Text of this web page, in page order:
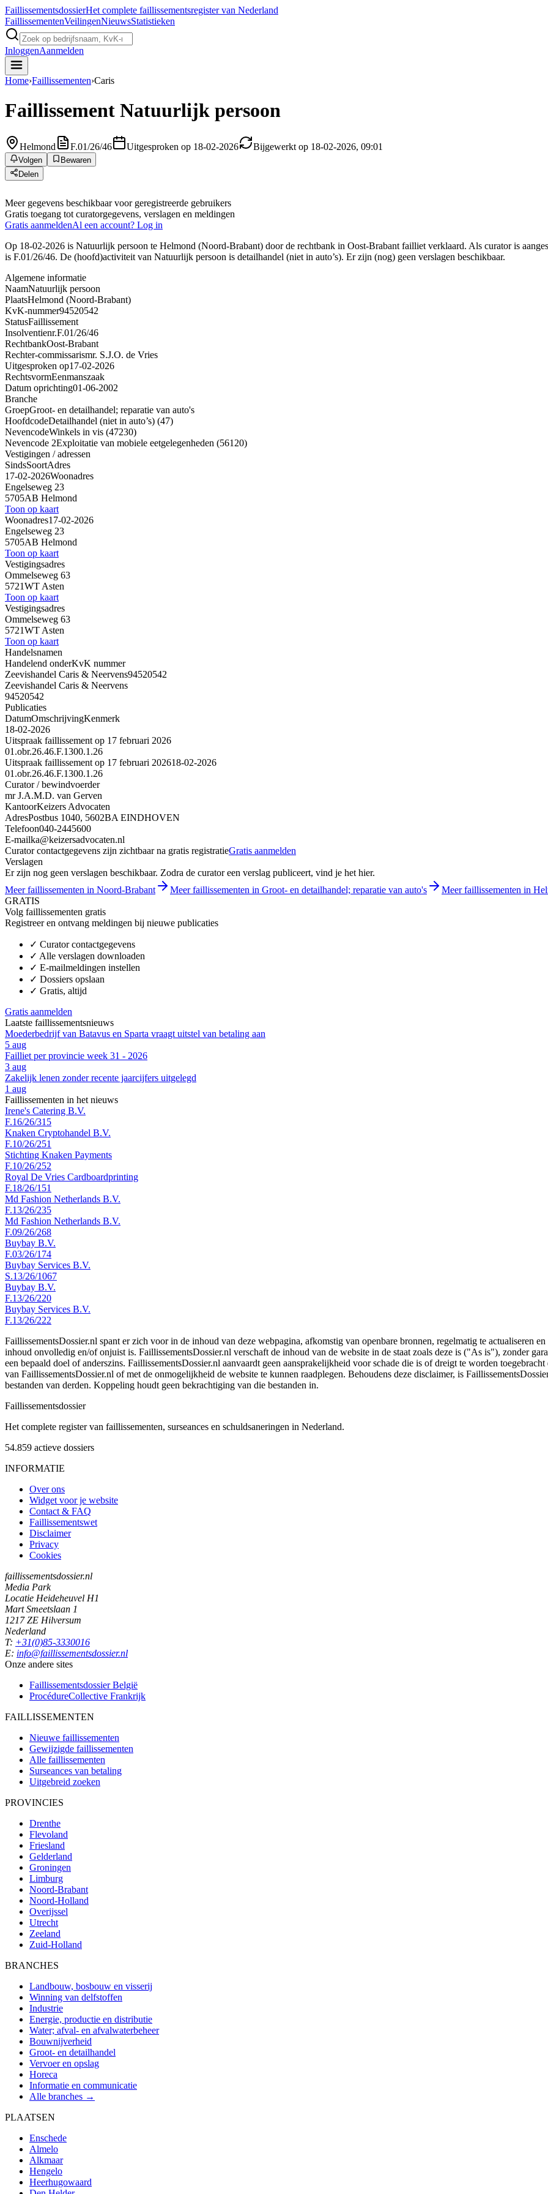
FaillissementsdossierHet complete faillissementsregister van Nederland
FaillissementenVeilingenNieuwsStatistieken
InloggenAanmelden
Home›Faillissementen›Caris
Faillissement Natuurlijk persoon
Helmond F.01/26/46 Uitgesproken op 18-02-2026 Bijgewerkt op 18-02-2026, 09:01
Volgen
Bewaren
Delen
Meer gegevens beschikbaar voor geregistreerde gebruikers
Gratis toegang tot curatorgegevens, verslagen en meldingen
Gratis aanmeldenAl een account? Log in
Op 18-02-2026 is Natuurlijk persoon te Helmond (Noord-Brabant) door de rechtbank in Oost-Brabant failliet verklaard. Als curator is
is F.01/26/46. De (hoofd)activiteit van Natuurlijk persoon is detailhandel (niet in auto’s). Er zijn (nog) geen verslagen beschikbaar.
Algemene informatie
NaamNatuurlijk persoon
PlaatsHelmond (Noord-Brabant)
KvK-nummer94520542
StatusFaillissement
Insolventienr.F.01/26/46
RechtbankOost-Brabant
Rechter-commissarismr. S.J.O. de Vries
Uitgesproken op17-02-2026
RechtsvormEenmanszaak
Datum oprichting01-06-2002
Branche
GroepGroot- en detailhandel; reparatie van auto's
HoofdcodeDetailhandel (niet in auto’s) (47)
NevencodeWinkels in vis (47230)
Nevencode 2Exploitatie van mobiele eetgelegenheden (56120)
Vestigingen / adressen
SindsSoortAdres
17-02-2026Woonadres
Engelseweg 23
5705AB Helmond
Toon op kaart
Woonadres17-02-2026
Engelseweg 23
5705AB Helmond
Toon op kaart
Vestigingsadres
Ommelseweg 63
5721WT Asten
Toon op kaart
Vestigingsadres
Ommelseweg 63
5721WT Asten
Toon op kaart
Handelsnamen
Handelend onderKvK nummer
Zeevishandel Caris & Neervens94520542
Zeevishandel Caris & Neervens
94520542
Publicaties
DatumOmschrijvingKenmerk
18-02-2026
Uitspraak faillissement op 17 februari 2026
01.obr.26.46.F.1300.1.26
Uitspraak faillissement op 17 februari 202618-02-2026
01.obr.26.46.F.1300.1.26
Curator / bewindvoerder
mr J.A.M.D. van Gerven
KantoorKeizers Advocaten
AdresPostbus 1040, 5602BA EINDHOVEN
Telefoon040-2445600
E-mailka@keizersadvocaten.nl
Curator contactgegevens zijn zichtbaar na gratis registratieGratis aanmelden
Verslagen
Er zijn nog geen verslagen beschikbaar. Zodra de curator een verslag publiceert, vind je het hier.
Meer faillissementen in Noord-Brabant
Meer faillissementen in Groot- en detailhandel; reparatie van auto's
Meer faillissementen in
GRATIS
Volg faillissementen gratis
Registreer en ontvang meldingen bij nieuwe publicaties
✓ Curator contactgegevens
✓ Alle verslagen downloaden
✓ E-mailmeldingen instellen
✓ Dossiers opslaan
✓ Gratis, altijd
Gratis aanmelden
Laatste faillissementsnieuws
Moederbedrijf van Batavus en Sparta vraagt uitstel van betaling aan
5 aug
Failliet per provincie week 31 - 2026
3 aug
Zakelijk lenen zonder recente jaarcijfers uitgelegd
1 aug
Faillissementen in het nieuws
Irene's Catering B.V.
F.16/26/315
Knaken Cryptohandel B.V.
F.10/26/251
Stichting Knaken Payments
F.10/26/252
Royal De Vries Cardboardprinting
F.18/26/151
Md Fashion Netherlands B.V.
F.13/26/235
Md Fashion Netherlands B.V.
F.09/26/268
Buybay B.V.
F.03/26/174
Buybay Services B.V.
S.13/26/1067
Buybay B.V.
F.13/26/220
Buybay Services B.V.
F.13/26/222
FaillissementsDossier.nl spant er zich voor in de inhoud van deze webpagina, afkomstig van openbare bronnen, regelmatig te actualiseren
inhoud onvolledig en/of onjuist is. FaillissementsDossier.nl verschaft de inhoud van de website in de staat zoals deze is ("As is"), zonder
een bepaald doel of anderszins. FaillissementsDossier.nl aanvaardt geen aansprakelijkheid voor schade die is of dreigt te worden
van FaillissementsDossier.nl of met de onmogelijkheid de website te kunnen raadplegen. Behoudens deze disclaimer, is
bestanden van derden. Koppeling houdt geen bekrachtiging van die bestanden in.
Faillissementsdossier
Het complete register van faillissementen, surseances en schuldsaneringen in Nederland.
54.859 actieve dossiers
INFORMATIE
Over ons
Widget voor je website
Contact & FAQ
Faillissementswet
Disclaimer
Privacy
Cookies
faillissementsdossier.nl
Media Park
Locatie Heideheuvel H1
Mart Smeetslaan 1
1217 ZE Hilversum
Nederland
T: +31(0)85-3330016
E: info@faillissementsdossier.nl
Onze andere sites
Faillissementsdossier België
ProcédureCollective Frankrijk
FAILLISSEMENTEN
Nieuwe faillissementen
Gewijzigde faillissementen
Alle faillissementen
Surseances van betaling
Uitgebreid zoeken
PROVINCIES
Drenthe
Flevoland
Friesland
Gelderland
Groningen
Limburg
Noord-Brabant
Noord-Holland
Overijssel
Utrecht
Zeeland
Zuid-Holland
BRANCHES
Landbouw, bosbouw en visserij
Winning van delfstoffen
Industrie
Energie, productie en distributie
Water; afval- en afvalwaterbeheer
Bouwnijverheid
Groot- en detailhandel
Vervoer en opslag
Horeca
Informatie en communicatie
Alle branches →
PLAATSEN
Enschede
Almelo
Alkmaar
Hengelo
Heerhugowaard